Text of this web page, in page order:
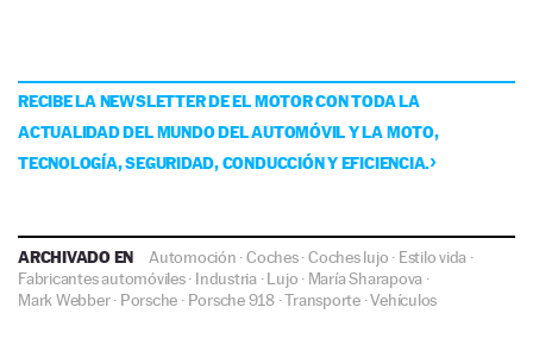
RECIBE LA NEWSLETTER DE EL MOTOR CON TODA LA
ACTUALIDAD DEL MUNDO DEL AUTOMÓVIL Y LA MOTO,
TECNOLOGÍA, SEGURIDAD, CONDUCCIÓN Y EFICIENCIA.
ARCHIVADO EN Automoción ·Coches·Coches lujo · Estilo vida ·
Fabricantes automóviles· Industria·Lujo · María Sharapova ·
Mark Webber· Porsche · Porsche 918·Transporte ·Vehículos